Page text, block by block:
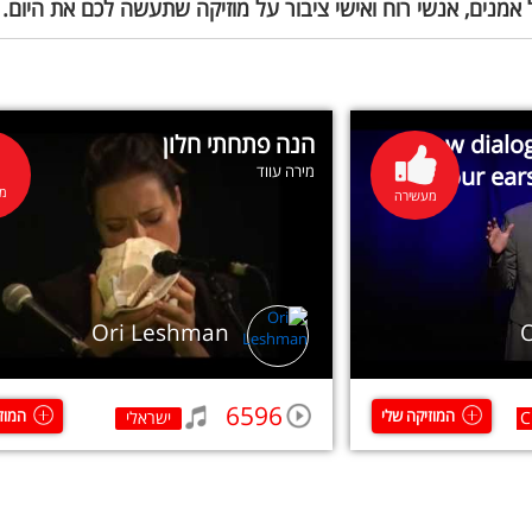
אמנים, אנשי רוח ואישי ציבור על מוזיקה שתעשה לכם את היום.
How
your
מעשירה
המוזיקה שלי
הנה פתחתי חלון
מירה עווד
Ori Leshman
6596 ישראלי